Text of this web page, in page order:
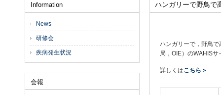
ハンガリーで野鳥で
ハンガリーで，野鳥
局，OIE）のWAHIS
詳しくはこちら＞
Information
News
研修会
疾病発生状況
会報